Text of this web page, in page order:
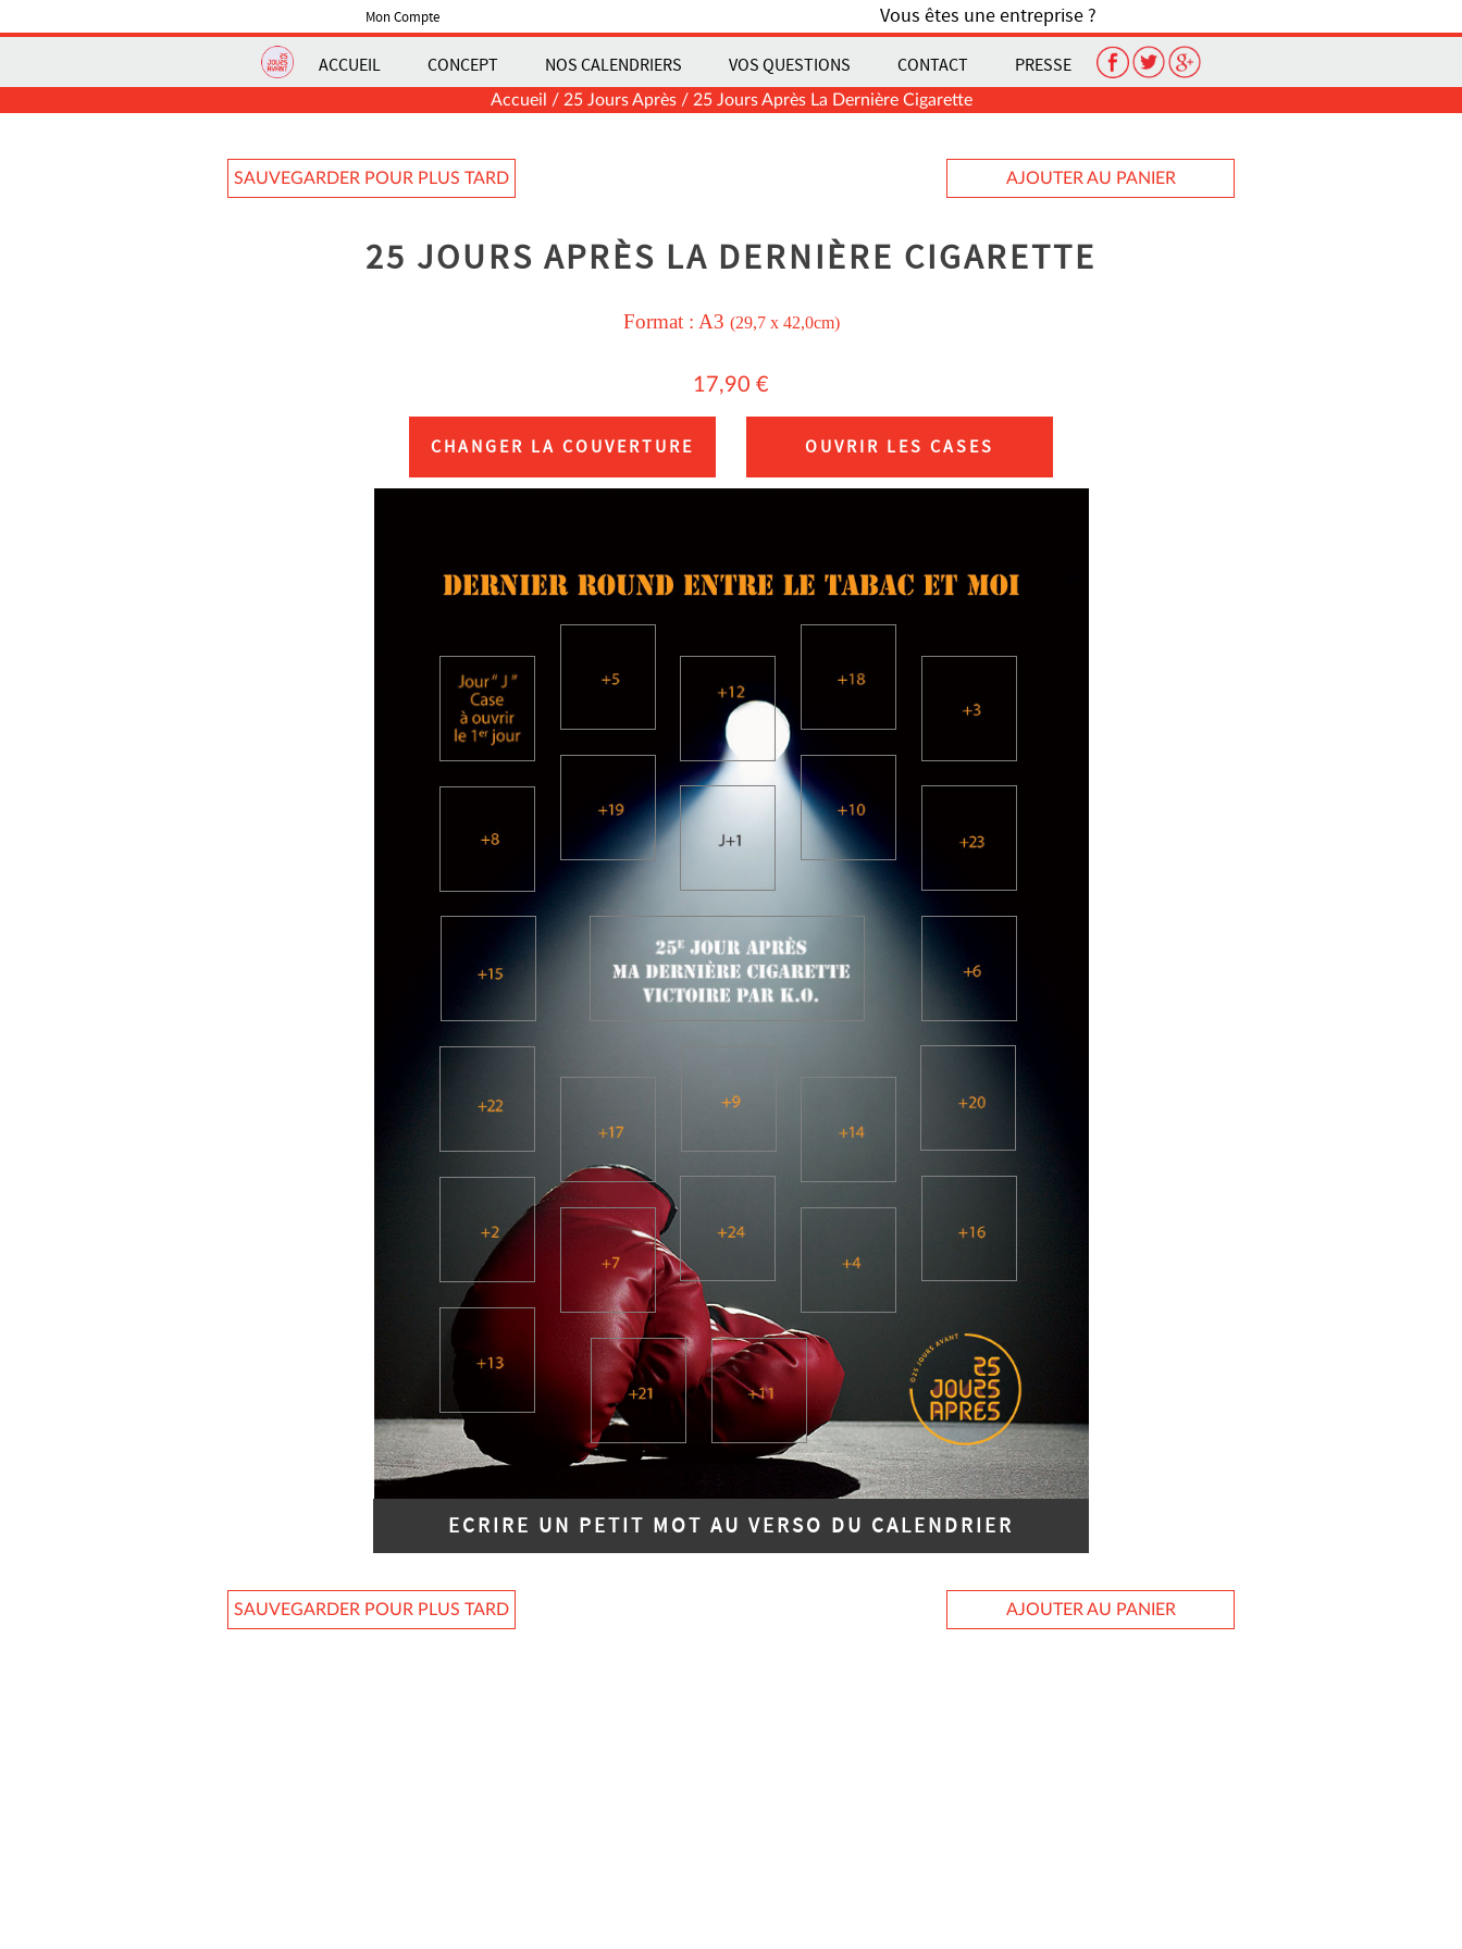
Mon Compte Vous êtes une entreprise ?
ACCUEIL CONCEPT NOS CALENDRIERS VOS QUESTIONS CONTACT PRESSE
Accueil / 25 Jours Après/ 25 Jours Après La Dernière Cigarette
SAUVEGARDER POUR PLUS TARD AJOUTER AU PANIER
25 JOURS APRÈS LA DERNIÈRE CIGARETTE
Format : A3 (29,7 x 42,0cm)
17,90 €
CHANGER LA COUVERTURE OUVRIR LES CASES
ECRIRE UN PETIT MOT AU VERSO DU CALENDRIER
SAUVEGARDER POUR PLUS TARD AJOUTER AU PANIER